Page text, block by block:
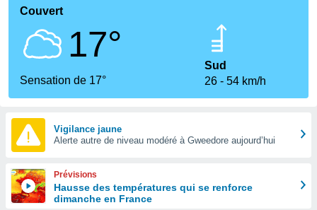
Couvert
17°
Sensation de 17°
Sud
26
54 km/h
Vigilance jaune
Alerte autre de niveau modéré à Gweedore aujourd’hui
Prévisions
Hausse des températures qui se renforce
dimanche en France